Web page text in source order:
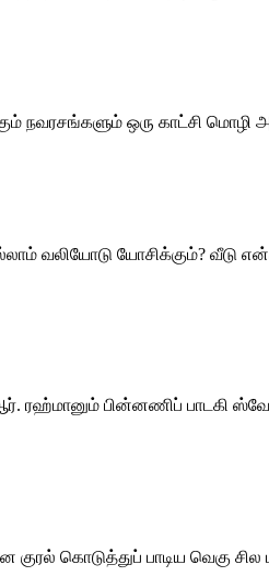
நவரசங்களும் ஒரு காட்சி
வலியோடு யோசிக்கும்?
பின்னணிப் பாடகி
கொடுத்துப் பாடிய வெகு சில